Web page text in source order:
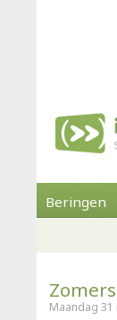
Beringen
Maandag 31